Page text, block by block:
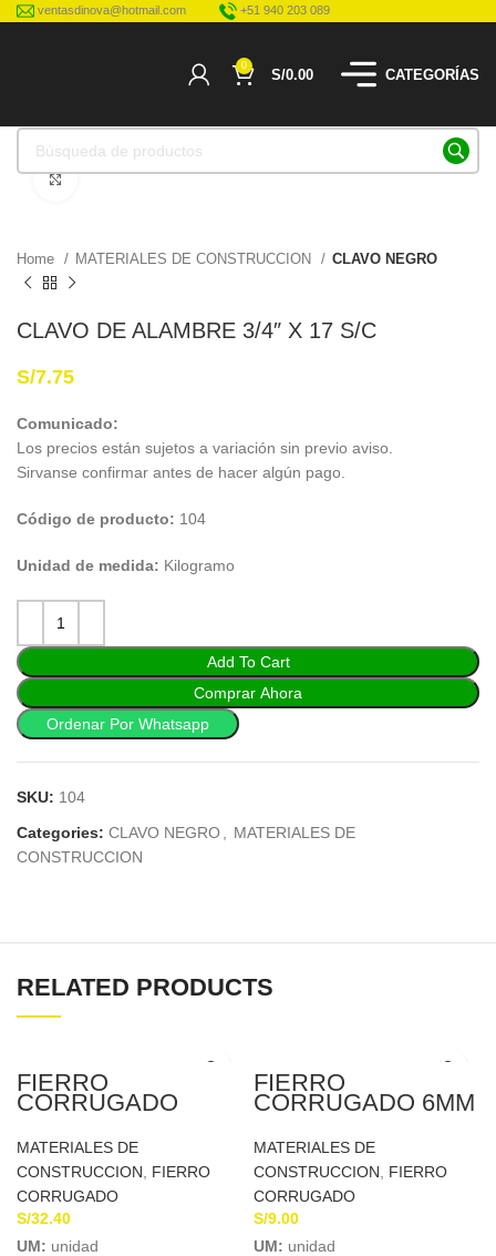
ventasdinova@hotmail.com +51 940 203 089
0
S/0.00 CATEGORÍAS
Haga Click para agrandar
Home MATERIALES DE CONSTRUCCION CLAVO NEGRO
CLAVO DE ALAMBRE 3/4″ X 17 S/C
S/7.75
Comunicado:
Los precios están sujetos a variación sin previo aviso.
Sirvanse confirmar antes de hacer algún pago.
Código de producto: 104
Unidad de medida: Kilogramo
Add To Cart
Comprar Ahora
Ordenar Por Whatsapp
SKU: 104
Categories: CLAVO NEGRO
MATERIALES DE
CONSTRUCCION
RELATED PRODUCTS
FIERRO
CORRUGADO
MATERIALES DE
CONSTRUCCION
FIERRO
CORRUGADO
S/32.40
UM: unidad
FIERRO
CORRUGADO 6MM
SIDERPERU
MATERIALES DE
CONSTRUCCION
FIERRO
CORRUGADO
S/9.00
UM: unidad